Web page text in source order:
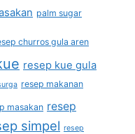
palm sugar
churros gula aren
resep kue gula
resep makanan
masakan resep
simpel resep